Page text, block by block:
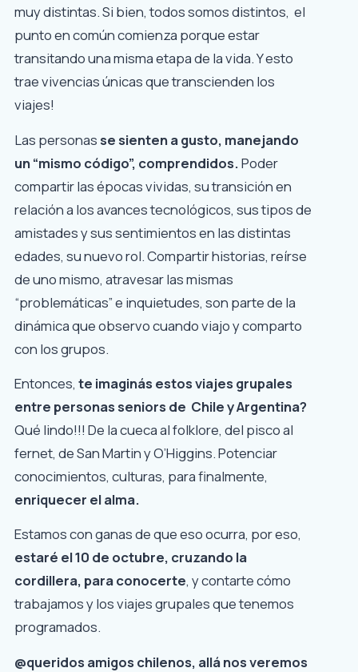
muy distintas. Si bien, todos somos distintos, el
punto en común comienza porque estar
transitando una misma etapa de la vida. Y esto
trae vivencias únicas que transcienden los
viajes!
Las personasse sienten a gusto, manejando
un “mismo código”, comprendidos. Poder
compartir las épocas vividas, su transición en
relación a los avances tecnológicos, sus tipos de
amistades y sus sentimientos en las distintas
edades, su nuevo rol. Compartir historias, reírse
de uno mismo, atravesar las mismas
“problemáticas” e inquietudes, son parte de la
dinámica que observo cuando viajo y comparto
con los grupos.
Entonces, te imaginás estos viajes grupales
entre personas seniors de Chile y Argentina?
Qué lindo!!! De la cueca al folklore, del pisco al
fernet, de San Martin y O’Higgins. Potenciar
conocimientos, culturas, para finalmente,
enriquecer el alma.
Estamos con ganas de que eso ocurra, por eso,
estaré el 10 de octubre, cruzando la
cordillera, para conocerte, y contarte cómo
trabajamos y los viajes grupales que tenemos
programados.
@queridos amigos chilenos, allá nos veremos